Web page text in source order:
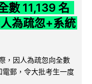
數 11,139 名
為疏忽+系統
，因人為疏忽向全數
郵，令大批考生一度